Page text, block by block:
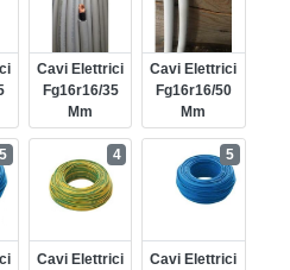
Cavi Elettrici
Fg16r16/35
Mm
Cavi Elettrici
Fg16r16/50
Mm
5
Cavi Elettrici
4
Cavi Elettrici
5